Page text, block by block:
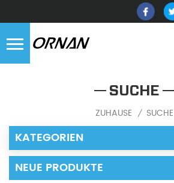
SUCHE
ZUHAUSE / SUCHE
KATEGORIEN
NEUE PRODUKTE